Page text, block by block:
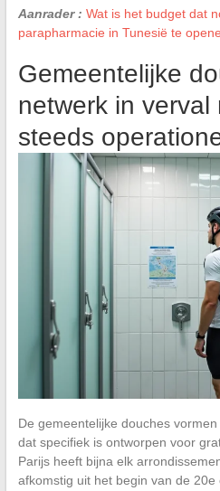
Aanrader : Wat is het budget dat
parapharmacie in Tunesië te
Gemeentelijke
netwerk in verval
steeds
De gemeentelijke douches
dat specifiek is ontworpen voor
Parijs heeft bijna elk
afkomstig uit het begin van de